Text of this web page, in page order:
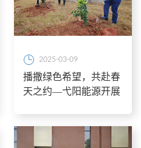
2025-03-09
播撒绿色希望，共赴春
天之约—弋阳能源开展